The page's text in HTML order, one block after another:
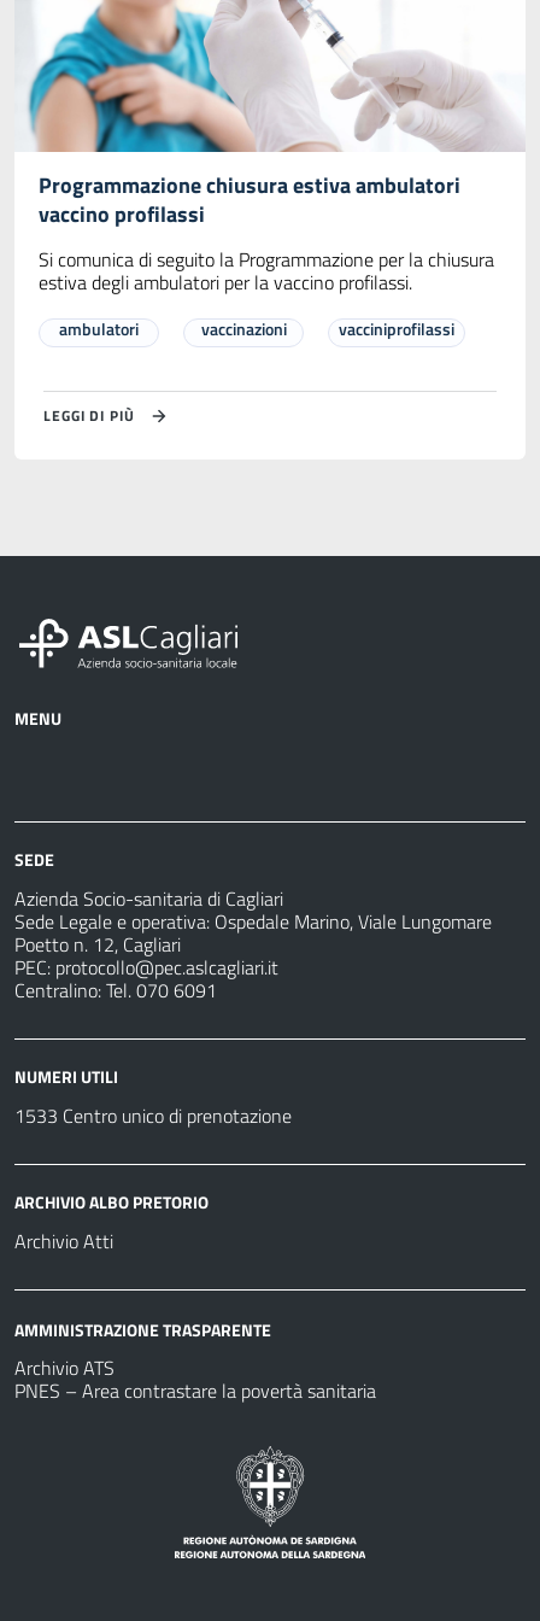
Programmazione chiusura estiva ambulatori
vaccino profilassi
Si comunica di seguito la Programmazione per la chiusura
estiva degli ambulatori per la vaccino profilassi.
ambulatori vaccinazioni vacciniprofilassi
LEGGI DI PIÙ
MENU
sanitarie
fare
SEDE
Azienda Socio-sanitaria di Cagliari
Sede Legale e operativa: Ospedale Marino, Viale Lungomare
Poetto n. 12, Cagliari
PEC: protocollo@pec.aslcagliari.it
Centralino: Tel. 070 6091
NUMERI UTILI
1533 Centro unico di prenotazione
ARCHIVIO ALBO PRETORIO
Archivio Atti
AMMINISTRAZIONE TRASPARENTE
Archivio ATS
PNES – Area contrastare la povertà sanitaria